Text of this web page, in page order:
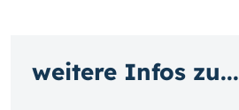
weitere Infos zu...